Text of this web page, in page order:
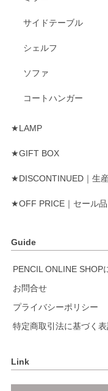
サイドテーブル
シェルフ
ソファ
コートハンガー
★LAMP
★GIFT BOX
★DISCONTINUED｜生
★OFF PRICE｜セール品
Guide
PENCIL ONLINE SHOP
お問合せ
プライバシーポリシー
特定商取引法に基づく
Link